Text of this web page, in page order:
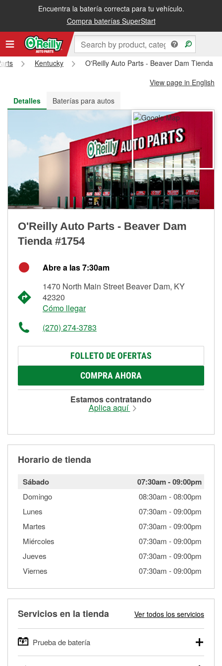
Encuentra la batería correcta para tu vehículo.
Compra baterías SuperStart
Recibe tu orden gratis al día siguiente o recógela en la tienda
Kentucky
O'Reilly Auto Parts - Beaver Dam Tienda
View page in English
Detalles
Baterías para autos
O'Reilly Auto Parts - Beaver Dam
Tienda #1754
Abre a las 7:30am
1470 North Main Street Beaver Dam, KY
42320
Cómo llegar
(270) 274-3783
FOLLETO DE OFERTAS
COMPRA AHORA
Estamos contratando
Aplica aquí
Horario de tienda
Sábado 07:30am-09:00pm
Domingo 08:30am -08:00pm
Lunes
07:30am -09:00pm
Martes
07:30am -09:00pm
Miércoles
07:30am -09:00pm
Jueves
07:30am -09:00pm
Viernes
07:30am -09:00pm
Servicios en la tienda Ver todos los servicios
Prueba de batería